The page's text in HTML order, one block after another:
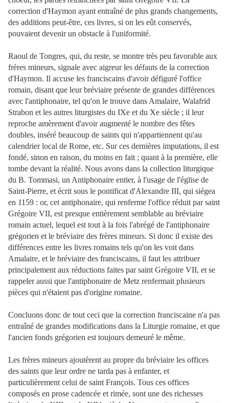
correction d'Haymon ayant entraîné de plus grands changements,
des additions peut-être, ces livres, si on les eût conservés,
pouvaient devenir un obstacle à l'uniformité.
Raoul de Tongres, qui, du reste, se montre très peu favorable aux
frères mineurs, signale avec aigreur les défauts de la correction
d'Haymon. Il accuse les franciscains d'avoir défiguré l'office
romain, disant que leur bréviaire présente de grandes différences
avec l'antiphonaire, tel qu'on le trouve dans Amalaire, Walafrid
Strabon et les autres liturgistes du IXe et du Xe siècle ; il leur
reproche amèrement d'avoir augmenté le nombre des fêtes
doubles, inséré beaucoup de saints qui n'appartiennent qu'au
calendrier local de Rome, etc. Sur ces dernières imputations, il est
fondé, sinon en raison, du moins en fait ; quant à la première, elle
tombe devant la réalité. Nous avons dans la collection liturgique
du B. Tommasi, un Antiphonaire entier, à l'usage de l'église de
Saint-Pierre, et écrit sous le pontificat d'Alexandre III, qui siégea
en 1159 : or, cet antiphonaire, qui renferme l'office réduit par saint
Grégoire VII, est presque entièrement semblable au bréviaire
romain actuel, lequel est tout à la fois l'abrégé de l'antiphonaire
grégorien et le bréviaire des frères mineurs. Si donc il existe des
différences entre les livres romains tels qu'on les voit dans
Amalaire, et le bréviaire des franciscains, il faut les attribuer
principalement aux réductions faites par saint Grégoire VII, et se
rappeler aussi que l'antiphonaire de Metz renfermait plusieurs
pièces qui n'étaient pas d'origine romaine.
Concluons donc de tout ceci que la correction franciscaine n'a pas
entraîné de grandes modifications dans la Liturgie romaine, et que
l'ancien fonds grégorien est toujours demeuré le même.
Les frères mineurs ajoutèrent au propre du bréviaire les offices
des saints que leur ordre ne tarda pas à enfanter, et
particulièrement celui de saint François. Tous ces offices
composés en prose cadencée et rimée, sont une des richesses